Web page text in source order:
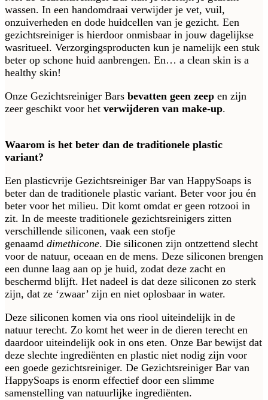
wassen. In een handomdraai verwijder je vet, vuil,
onzuiverheden en dode huidcellen van je gezicht. Een
gezichtsreiniger is hierdoor onmisbaar in jouw dagelijkse
wasritueel. Verzorgingsproducten kun je namelijk een stuk
beter op schone huid aanbrengen. En… a clean skin is a
healthy skin!
Onze Gezichtsreiniger Bars bevatten geen zeep en zijn
zeer geschikt voor het verwijderen van make-up.
Waarom is het beter dan de traditionele plastic
variant?
Een plasticvrije Gezichtsreiniger Bar van HappySoaps is
beter dan de traditionele plastic variant. Beter voor jou én
beter voor het milieu. Dit komt omdat er geen rotzooi in
zit. In de meeste traditionele gezichtsreinigers zitten
verschillende siliconen, vaak een stofje
genaamd dimethicone. Die siliconen zijn ontzettend slecht
voor de natuur, oceaan en de mens. Deze siliconen brengen
een dunne laag aan op je huid, zodat deze zacht en
beschermd blijft. Het nadeel is dat deze siliconen zo sterk
zijn, dat ze ‘zwaar’ zijn en niet oplosbaar in water.
Deze siliconen komen via ons riool uiteindelijk in de
natuur terecht. Zo komt het weer in de dieren terecht en
daardoor uiteindelijk ook in ons eten. Onze Bar bewijst dat
deze slechte ingrediënten en plastic niet nodig zijn voor
een goede gezichtsreiniger. De Gezichtsreiniger Bar van
HappySoaps is enorm effectief door een slimme
samenstelling van natuurlijke ingrediënten.